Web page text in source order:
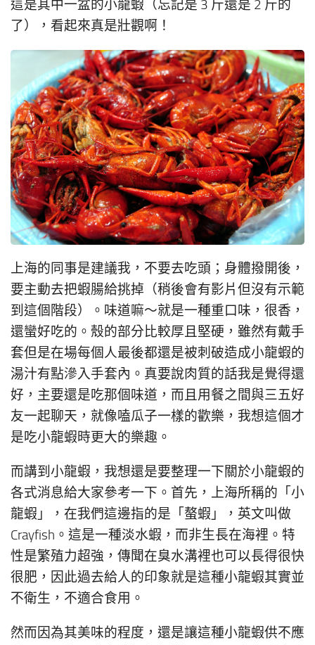
這是其中一盆的小龍蝦（忘記是 3 斤還是 2 斤的
了），看起來真是壯觀啊！
上海的同事是建議我，不要去吃頭；身體撥開後，
要主動去把蝦腸給挑掉（稍後會有影片但沒有示範
到這個階段）。味道嘛～就是一種重口味，很香，
還蠻好吃的。殼的部分比較厚且堅硬，雖然有戴手
套但是在場每個人最後都還是被刺破造成小龍蝦的
湯汁有點滲入手套內。真要說肉質的話我是覺得還
好，主要還是吃那個味道，而且用餐之間與三五好
友一起聊天，就像嗑瓜子一樣的歡樂，我想這個才
是吃小龍蝦時更大的樂趣。
而講到小龍蝦，我想還是要整理一下關於小龍蝦的
各式消息給大家參考一下。首先，上海所稱的「小
龍蝦」，在我們這邊指的是「螯蝦」，英文叫做
Crayfish。這是一種淡水蝦，而非生長在海裡。特
性是繁殖力超強，傳聞在臭水溝裡也可以長得很快
很肥，因此過去給人的印象就是這種小龍蝦其實並
不衛生，不適合食用。
然而因為其美味的程度，還是讓這種小龍蝦供不應